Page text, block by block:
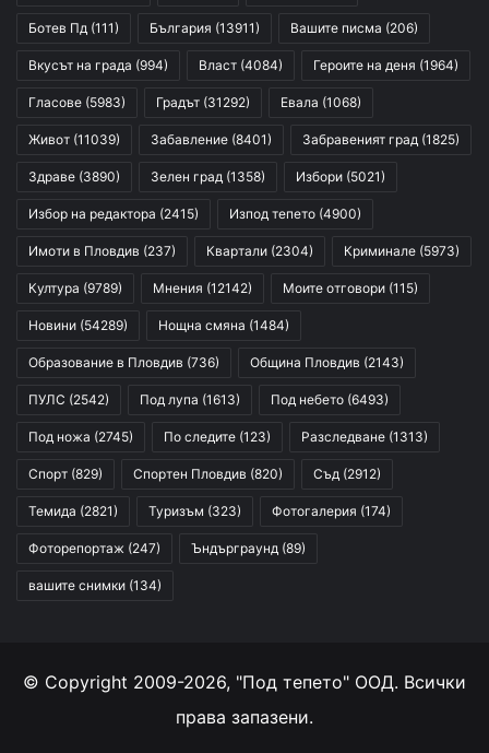
Ботев Пд (111) България (13911) Вашите писма (206)
Вкусът на града (994) Власт (4084) Героите на деня (1964)
Гласове (5983) Градът (31292) Евала (1068)
Живот (11039) Забавление (8401) Забравеният град (1825)
Здраве (3890) Зелен град (1358) Избори (5021)
Избор на редактора (2415) Изпод тепето (4900)
Имоти в Пловдив (237) Квартали (2304) Криминале (5973)
Култура (9789) Мнения (12142) Моите отговори (115)
Новини (54289) Нощна смяна (1484)
Образование в Пловдив (736) Община Пловдив (2143)
ПУЛС (2542) Под лупа (1613) Под небето (6493)
Под ножа (2745) По следите (123) Разследване (1313)
Спорт (829) Спортен Пловдив (820) Съд (2912)
Темида (2821) Туризъм (323) Фотогалерия (174)
Фоторепортаж (247) Ъндърграунд (89)
вашите снимки (134)
© Copyright 2009-2026, "Под тепето" ООД. Всички
права запазени.